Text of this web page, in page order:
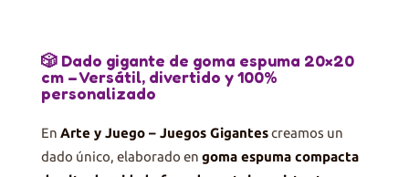
🎲 Dado gigante de goma espuma 20×20
cm – Versátil, divertido y 100%
personalizado
En Arte y Juego – Juegos Gigantescreamos un
dado único, elaborado en goma espuma compacta